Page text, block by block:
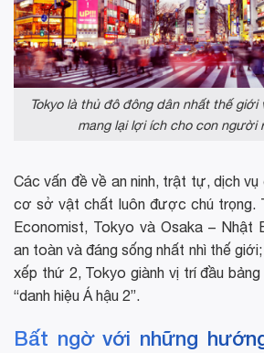
Tokyo là thủ đô đông dân nhất thế giới
mang lại lợi ích cho con người
Các vấn đề về an ninh, trật tự, dịch
cơ sở vật chất luôn được chú trọng.
Economist, Tokyo và Osaka – Nhật
an toàn và đáng sống nhất nhì thế
xếp thứ 2, Tokyo giành vị trí đầu
“danh hiệu Á hậu 2”.
Bất ngờ với những